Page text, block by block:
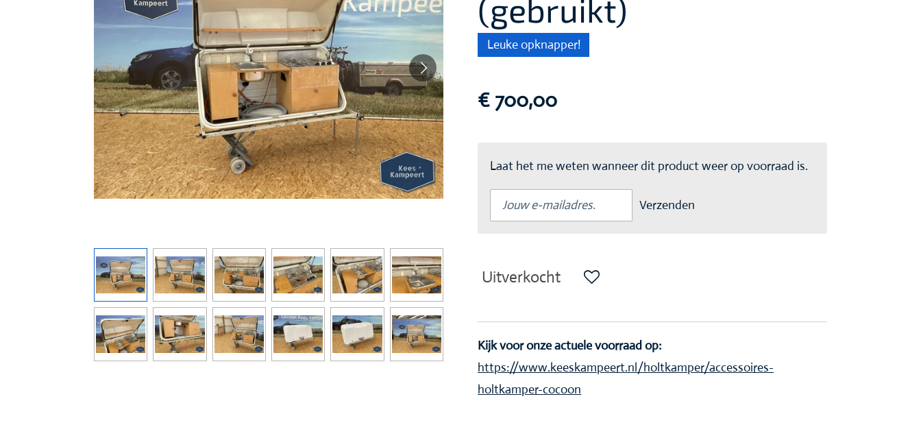
(gebruikt)
Leuke opknapper!
€ 700,00
Laat het me weten wanneer dit product weer op voorraad is.
Verzenden
Uitverkocht
Kijk voor onze actuele voorraad op:
https://www.keeskampeert.nl/holtkamper/accessoires-
holtkamper-cocoon